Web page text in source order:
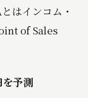
はインコム・
of Sales
予測